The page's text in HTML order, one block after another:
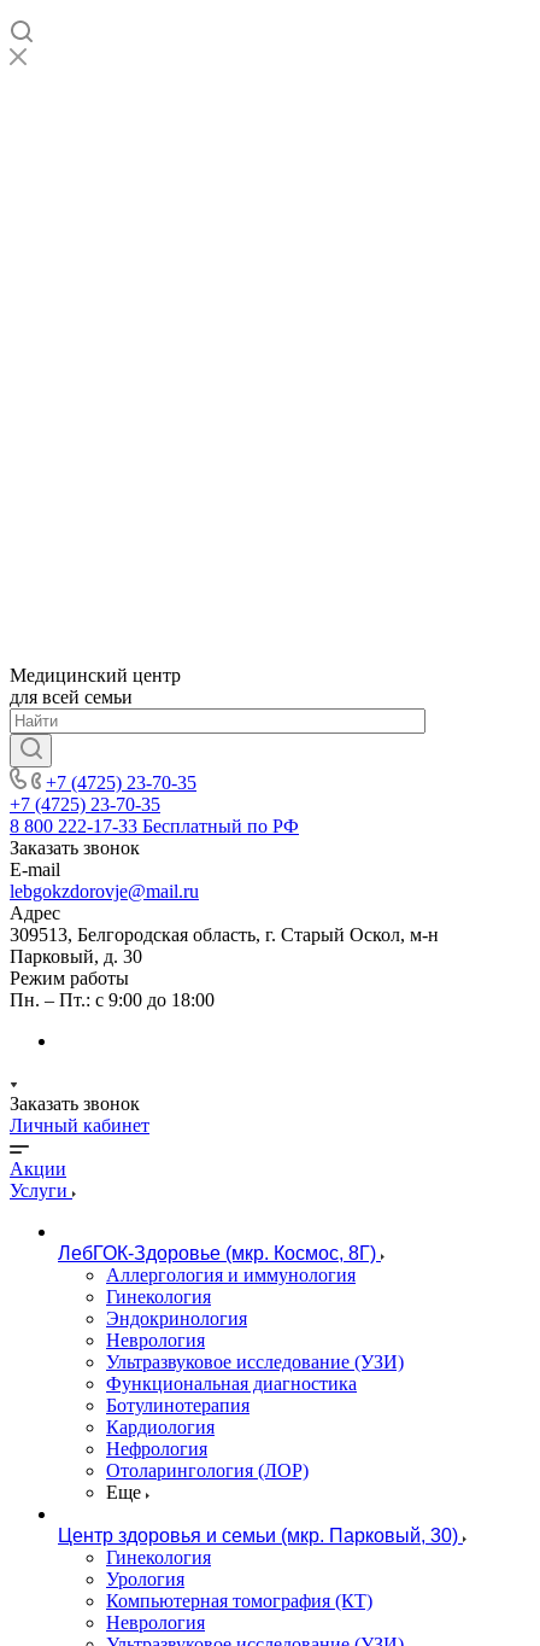
Медицинский центр
для всей семьи
+7 (4725) 23-70-35
+7 (4725) 23-70-35
8 800 222-17-33 Бесплатный по РФ
Заказать звонок
E-mail
lebgokzdorovje@mail.ru
Адрес
309513, Белгородская область, г. Старый Оскол, м-н
Парковый, д. 30
Режим работы
Пн. – Пт.: с 9:00 до 18:00
Заказать звонок
Личный кабинет
Акции
Услуги
ЛебГОК-Здоровье (мкр. Космос, 8Г)
Аллергология и иммунология
Гинекология
Эндокринология
Неврология
Ультразвуковое исследование (УЗИ)
Функциональная диагностика
Ботулинотерапия
Кардиология
Нефрология
Отоларингология (ЛОР)
Еще
Центр здоровья и семьи (мкр. Парковый, 30)
Гинекология
Урология
Компьютерная томография (КТ)
Неврология